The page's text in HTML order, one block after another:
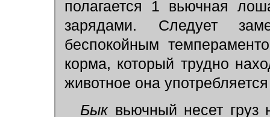
полагается 1 вьючная
зарядами. Следует
беспокойным
корма, который трудно
животное она
Бык вьючный несет